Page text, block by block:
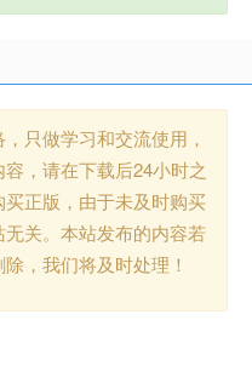
只做学习和交流使用，
，请在下载后24小时之
正版，由于未及时购买
关。本站发布的内容若
，我们将及时处理！